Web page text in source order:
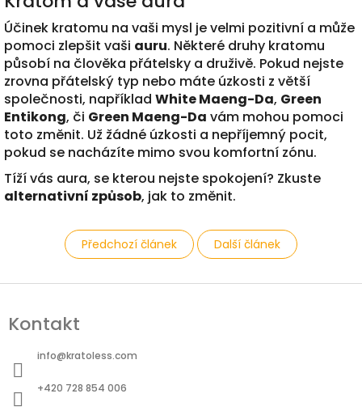
Účinek kratomu na vaši mysl je velmi pozitivní a může
pomoci zlepšit vaši auru. Některé druhy kratomu
působí na člověka přátelsky a druživě. Pokud nejste
zrovna přátelský typ nebo máte úzkosti z větší
společnosti, například White Maeng-Da, Green
Entikong, či Green Maeng-Da vám mohou pomoci
toto změnit. Už žádné úzkosti a nepříjemný pocit,
pokud se nacházíte mimo svou komfortní zónu.
Tíží vás aura, se kterou nejste spokojení? Zkuste
alternativní způsob, jak to změnit.
Předchozí článek Další článek
á
p
Kontakt
info@kratoless.com
+420 728 854 006